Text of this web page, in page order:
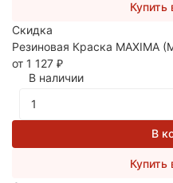
Купить
Скидка
Резиновая Краска MAXIMA
от 1 127 ₽
В наличии
В
Купить